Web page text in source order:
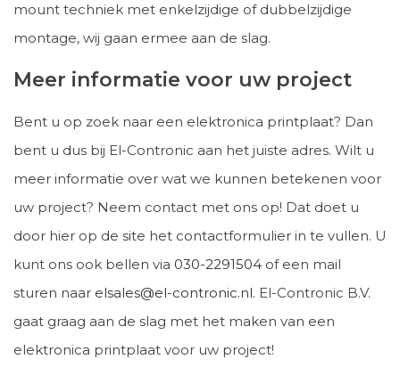
mount techniek met enkelzijdige of dubbelzijdige
montage, wij gaan ermee aan de slag.
Meer informatie voor uw project
Bent u op zoek naar een elektronica printplaat? Dan
bent u dus bij El-Contronic aan het juiste adres. Wilt u
meer informatie over wat we kunnen betekenen voor
uw project? Neem contact met ons op! Dat doet u
door hier op de site het contactformulier in te vullen. U
kunt ons ook bellen via 030-2291504 of een mail
sturen naar elsales@el-contronic.nl. El-Contronic B.V.
gaat graag aan de slag met het maken van een
elektronica printplaat voor uw project!